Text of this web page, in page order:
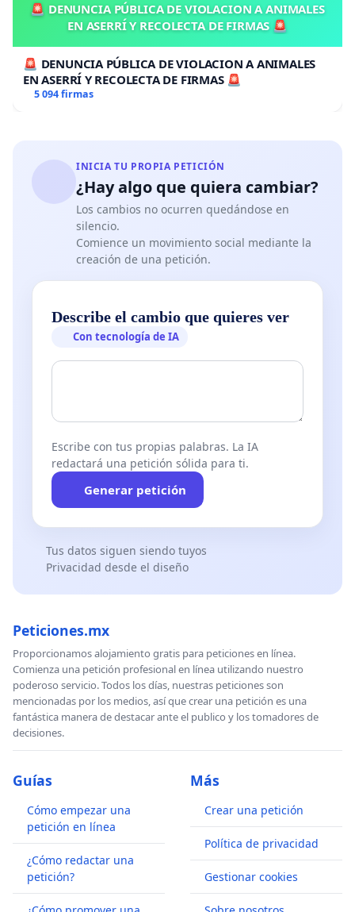
🚨 DENUNCIA PÚBLICA DE VIOLACION A ANIMALES
EN ASERRÍ Y RECOLECTA DE FIRMAS 🚨
🚨 DENUNCIA PÚBLICA DE VIOLACION A ANIMALES
EN ASERRÍ Y RECOLECTA DE FIRMAS 🚨
5 094 firmas
INICIA TU PROPIA PETICIÓN
¿Hay algo que quiera cambiar?
Los cambios no ocurren quedándose en
silencio.
Comience un movimiento social mediante la
creación de una petición.
Describe el cambio que quieres ver
Con tecnología de IA
Escribe con tus propias palabras. La IA
redactará una petición sólida para ti.
Generar petición
Tus datos siguen siendo tuyos
Privacidad desde el diseño
Peticiones.mx
Proporcionamos alojamiento gratis para peticiones en línea.
Comienza una petición profesional en línea utilizando nuestro
poderoso servicio. Todos los días, nuestras peticiones son
mencionadas por los medios, así que crear una petición es una
fantástica manera de destacar ante el publico y los tomadores de
decisiones.
Guías
Cómo empezar una
petición en línea
¿Cómo redactar una
petición?
Más
Crear una petición
Política de privacidad
Gestionar cookies